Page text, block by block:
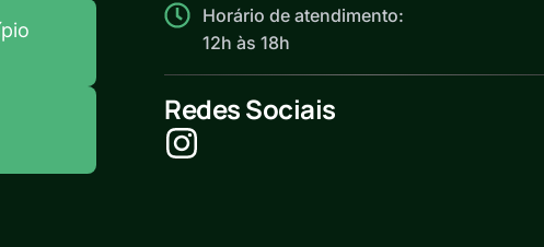
Horário de atendimento:
12h às 18h
Redes Sociais